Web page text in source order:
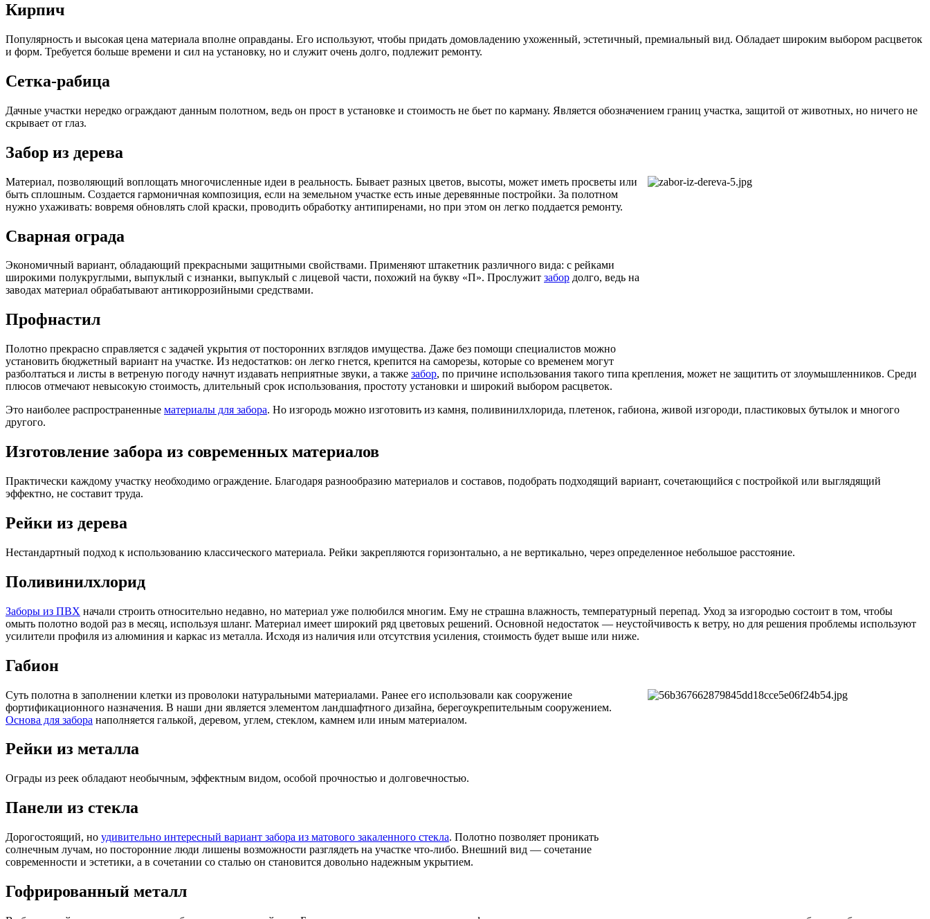
Кирпич
Популярность и высокая цена материала вполне оправданы. Его используют, чтобы придать домовладению ухоженный, эстетичный, премиальный вид. Обладает широким выбором расцветок
и форм. Требуется больше времени и сил на установку, но и служит очень долго, подлежит ремонту.
Сетка-рабица
Дачные участки нередко ограждают данным полотном, ведь он прост в установке и стоимость не бьет по карману. Является обозначением границ участка, защитой от животных, но ничего не
скрывает от глаз.
Забор из дерева
Материал, позволяющий воплощать многочисленные идеи в реальность. Бывает разных цветов, высоты, может иметь просветы или
быть сплошным. Создается гармоничная композиция, если на земельном участке есть иные деревянные постройки. За полотном
нужно ухаживать: вовремя обновлять слой краски, проводить обработку антипиренами, но при этом он легко поддается ремонту.
Сварная ограда
Экономичный вариант, обладающий прекрасными защитными свойствами. Применяют штакетник различного вида: с рейками
широкими полукруглыми, выпуклый с изнанки, выпуклый с лицевой части, похожий на букву «П». Прослужит забор долго, ведь на
заводах материал обрабатывают антикоррозийными средствами.
Профнастил
Полотно прекрасно справляется с задачей укрытия от посторонних взглядов имущества. Даже без помощи специалистов можно
установить бюджетный вариант на участке. Из недостатков: он легко гнется, крепится на саморезы, которые со временем могут
разболтаться и листы в ветреную погоду начнут издавать неприятные звуки, а также забор, по причине использования такого типа крепления, может не защитить от злоумышленников. Среди
плюсов отмечают невысокую стоимость, длительный срок использования, простоту установки и широкий выбором расцветок.
Это наиболее распространенные материалы для забора. Но изгородь можно изготовить из камня, поливинилхлорида, плетенок, габиона, живой изгороди, пластиковых бутылок и многого
другого.
Изготовление забора из современных материалов
Практически каждому участку необходимо ограждение. Благодаря разнообразию материалов и составов, подобрать подходящий вариант, сочетающийся с постройкой или выглядящий
эффектно, не составит труда.
Рейки из дерева
Нестандартный подход к использованию классического материала. Рейки закрепляются горизонтально, а не вертикально, через определенное небольшое расстояние.
Поливинилхлорид
Заборы из ПВХ начали строить относительно недавно, но материал уже полюбился многим. Ему не страшна влажность, температурный перепад. Уход за изгородью состоит в том, чтобы
омыть полотно водой раз в месяц, используя шланг. Материал имеет широкий ряд цветовых решений. Основной недостаток — неустойчивость к ветру, но для решения проблемы используют
усилители профиля из алюминия и каркас из металла. Исходя из наличия или отсутствия усиления, стоимость будет выше или ниже.
Габион
Суть полотна в заполнении клетки из проволоки натуральными материалами. Ранее его использовали как сооружение
фортификационного назначения. В наши дни является элементом ландшафтного дизайна, берегоукрепительным сооружением.
Основа для забора наполняется галькой, деревом, углем, стеклом, камнем или иным материалом.
Рейки из металла
Ограды из реек обладают необычным, эффектным видом, особой прочностью и долговечностью.
Панели из стекла
Дорогостоящий, но удивительно интересный вариант забора из матового закаленного стекла. Полотно позволяет проникать
солнечным лучам, но посторонние люди лишены возможности разглядеть на участке что-либо. Внешний вид — сочетание
современности и эстетики, а в сочетании со сталью он становится довольно надежным укрытием.
Гофрированный металл